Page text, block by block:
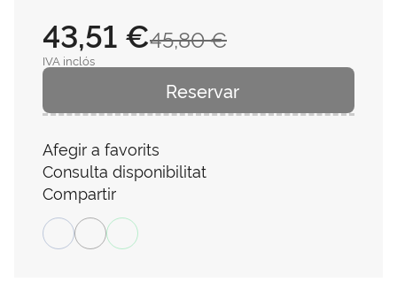
45,80 €
43,51 €
IVA inclós
Reservar
Afegir a favorits
Consulta disponibilitat
Compartir